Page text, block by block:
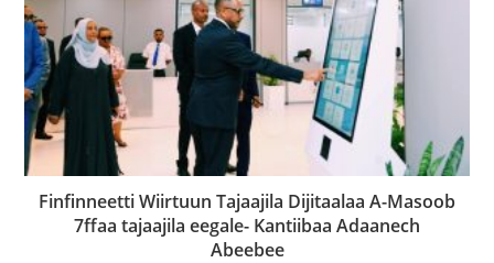
Finfinneetti Wiirtuun Tajaajila Dijitaalaa A-Masoob
7ffaa tajaajila eegale- Kantiibaa Adaanech
Abeebee